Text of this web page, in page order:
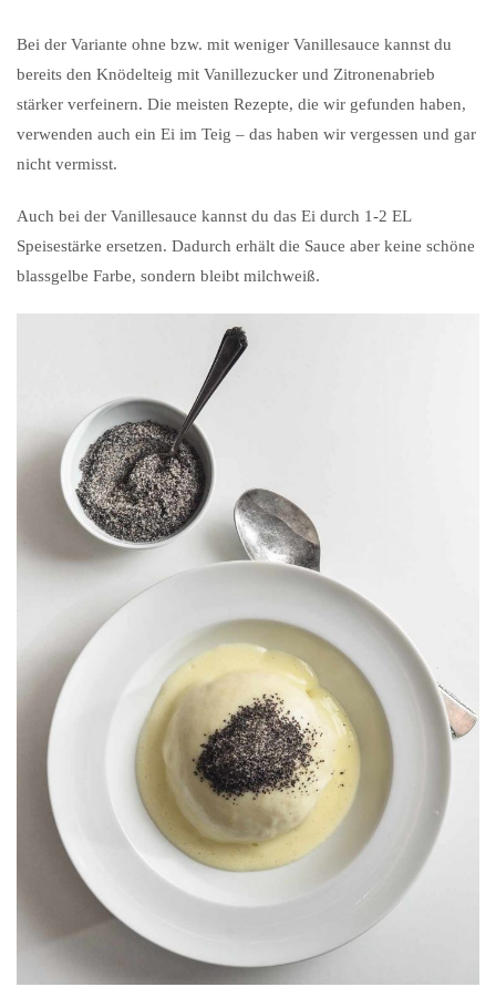
Bei der Variante ohne bzw. mit weniger Vanillesauce kannst du
bereits den Knödelteig mit Vanillezucker und Zitronenabrieb
stärker verfeinern. Die meisten Rezepte, die wir gefunden haben,
verwenden auch ein Ei im Teig – das haben wir vergessen und gar
nicht vermisst.
Auch bei der Vanillesauce kannst du das Ei durch 1-2 EL
Speisestärke ersetzen. Dadurch erhält die Sauce aber keine schöne
blassgelbe Farbe, sondern bleibt milchweiß.